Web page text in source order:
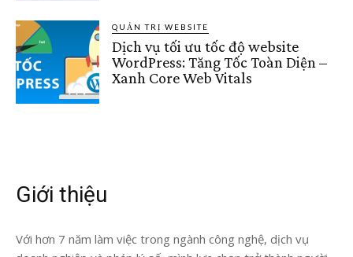
QUẢN TRỊ WEBSITE
Dịch vụ tối ưu tốc độ website
WordPress: Tăng Tốc Toàn Diện –
Xanh Core Web Vitals
Giới thiệu
Với hơn 7 năm làm việc trong ngành công nghệ, dịch vụ